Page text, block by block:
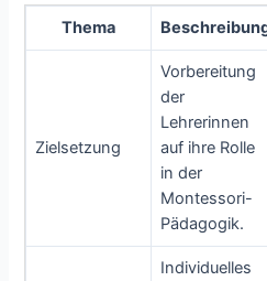
Thema
Zielsetzung
Vorbereitung
der
Lehrerinnen
auf ihre Rolle
in der
Montessori-
Pädagogik.
Individuelles